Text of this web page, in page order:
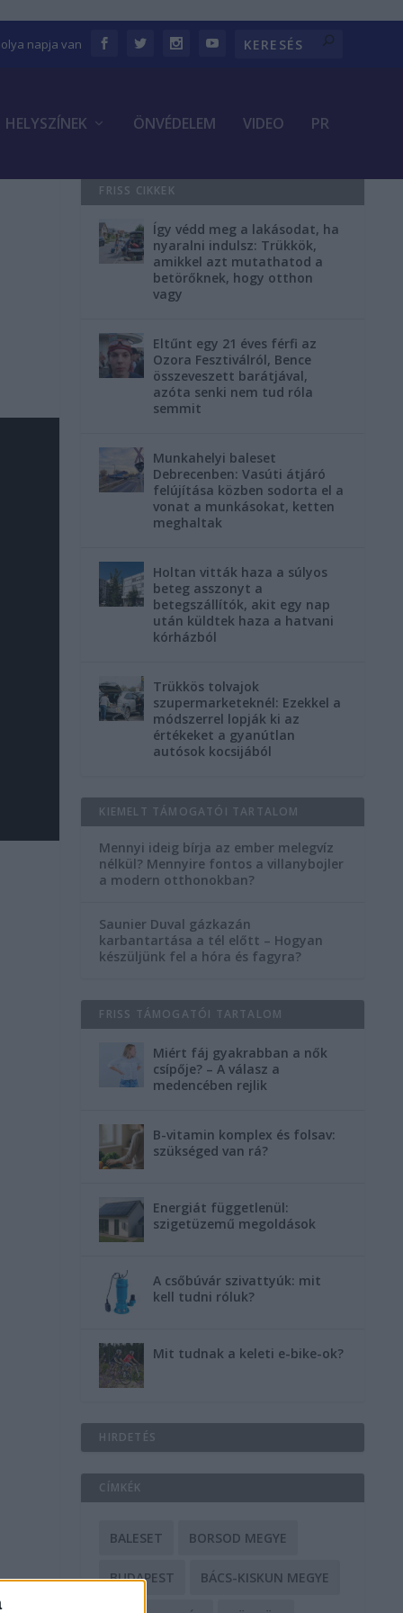
napja van
HELYSZÍNEK ÖNVÉDELEM VIDEO PR
FRISS CIKKEK
Így védd meg a lakásodat, ha
nyaralni indulsz: Trükkök,
amikkel azt mutathatod a
betörőknek, hogy otthon
vagy
Eltűnt egy 21 éves férfi az
Ozora Fesztiválról, Bence
összeveszett barátjával,
azóta senki nem tud róla
semmit
Munkahelyi baleset
Debrecenben: Vasúti átjáró
felújítása közben sodorta el a
vonat a munkásokat, ketten
meghaltak
Holtan vitták haza a súlyos
beteg asszonyt a
betegszállítók, akit egy nap
után küldtek haza a hatvani
kórházból
Trükkös tolvajok
szupermarketeknél: Ezekkel a
módszerrel lopják ki az
értékeket a gyanútlan
autósok kocsijából
KIEMELT TÁMOGATÓI TARTALOM
Mennyi ideig bírja az ember melegvíz
nélkül? Mennyire fontos a villanybojler
a modern otthonokban?
Saunier Duval gázkazán
karbantartása a tél előtt – Hogyan
készüljünk fel a hóra és fagyra?
FRISS TÁMOGATÓI TARTALOM
Miért fáj gyakrabban a nők
csípője? – A válasz a
medencében rejlik
B-vitamin komplex és folsav:
szükséged van rá?
Energiát függetlenül:
szigetüzemű megoldások
A csőbúvár szivattyúk: mit
kell tudni róluk?
Mit tudnak a keleti e-bike-ok?
HIRDETÉS
CÍMKÉK
BALESET BORSOD MEGYE
BUDAPEST BÁCS-KISKUN MEGYE